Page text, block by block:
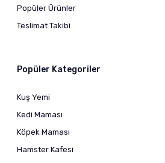
Popüler Ürünler
Teslimat Takibi
Popüler Kategoriler
Kuş Yemi
Kedi Maması
Köpek Maması
Hamster Kafesi